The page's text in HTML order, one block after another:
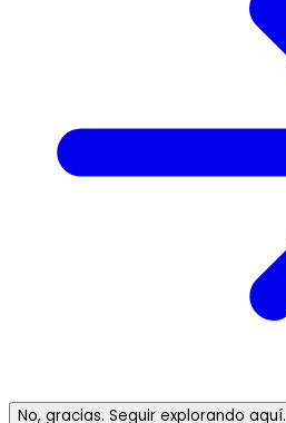
No, gracias. Seguir explorando aquí.